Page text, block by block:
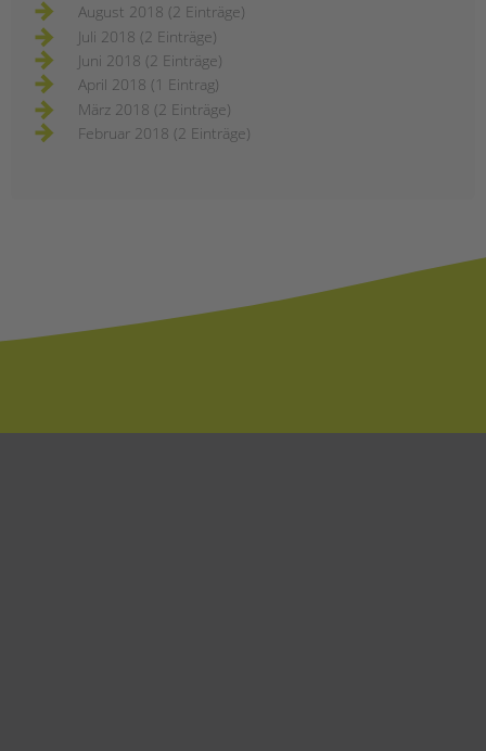
August 2018 (2 Einträge)
Juli 2018 (2 Einträge)
Juni 2018 (2 Einträge)
April 2018 (1 Eintrag)
März 2018 (2 Einträge)
Februar 2018 (2 Einträge)